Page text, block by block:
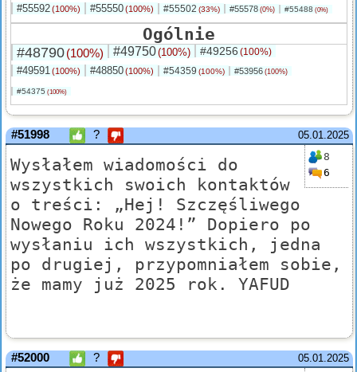
#55592(100%) #55550(100%) #55502 (33%) #55578 (0%) #55488 (0%)
Ogólnie
#48790(100%) #49750(100%) #49256 (100%)
#49591(100%) #48850(100%) #54359 (100%) #53956 (100%)
#54375 (100%)
05.01.2025
#51998 ?
8
6
Wysłałem wiadomości do
wszystkich swoich kontaktów
o treści: „Hej! Szczęśliwego
Nowego Roku 2024!” Dopiero po
wysłaniu ich wszystkich, jedna
po drugiej, przypomniałem sobie,
że mamy już 2025 rok. YAFUD
05.01.2025
#52000 ?